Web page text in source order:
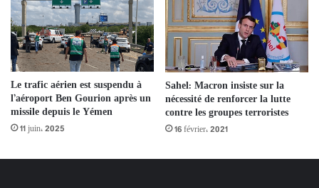
Le trafic aérien est suspendu à
l’aéroport Ben Gourion après un
missile depuis le Yémen
11 juin، 2025
Sahel: Macron insiste sur la
nécessité de renforcer la lutte
contre les groupes terroristes
16 février، 2021